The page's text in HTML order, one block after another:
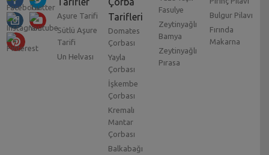
Aşure Tarifi
Sütlü Aşure
Tarifi
Un Helvası
Tarifleri
Domates
Çorbası
Yayla
Çorbası
İşkembe
Çorbası
Kremalı
Mantar
Çorbası
Balkabağı
Fasulye
Zeytinyağlı
Bamya
Zeytinyağlı
Pırasa
Bulgur Pilavı
Fırında
Makarna